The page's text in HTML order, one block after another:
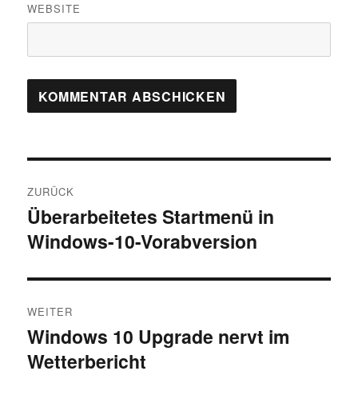
WEBSITE
ZURÜCK
Vorheriger
Beitrag:
Überarbeitetes Startmenü in
Windows-10-Vorabversion
WEITER
Nächster
Beitrag:
Windows 10 Upgrade nervt im
Wetterbericht